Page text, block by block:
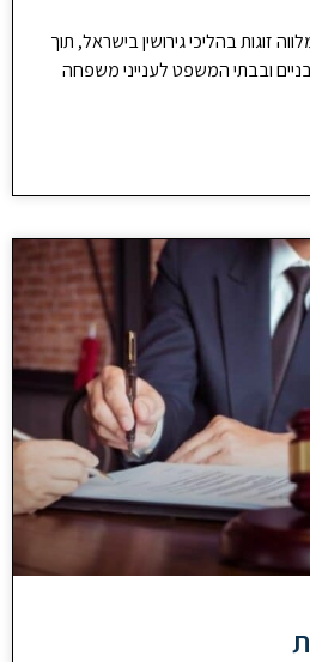
זוגות בהליכי גירושין בישראל, תוך
ובבתי המשפט לענייני משפחה